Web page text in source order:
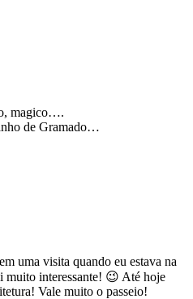
magico….
de Gramado…
uma visita quando eu estava na
muito interessante! 😉 Até hoje
Vale muito o passeio!